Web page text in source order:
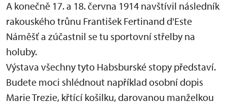
A konečně 17. a 18. června 1914 navštívil následník
rakouského trůnu František Fertinand d'Este
Náměšť a zúčastnil se tu sportovní střelby na
holuby.
Výstava všechny tyto Habsburské stopy představí.
Budete moci shlédnout například osobní dopis
Marie Trezie, křtící košilku, darovanou manželkou